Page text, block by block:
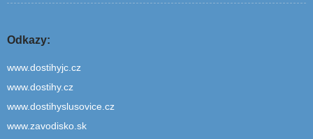
Odkazy:
www.dostihyjc.cz
www.dostihy.cz
www.dostihyslusovice.cz
www.zavodisko.sk